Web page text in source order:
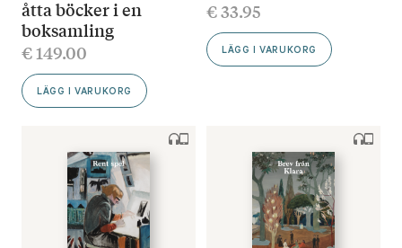
åtta böcker i en
boksamling
€149.00
LÄGG I VARUKORG
€33.95
LÄGG I VARUKORG